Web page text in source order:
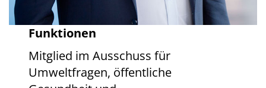
Funktionen
Mitglied im Ausschuss für
Umweltfragen, öffentliche